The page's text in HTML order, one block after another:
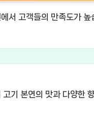
고객들의 만족도가
기 본연의 맛과 다양한